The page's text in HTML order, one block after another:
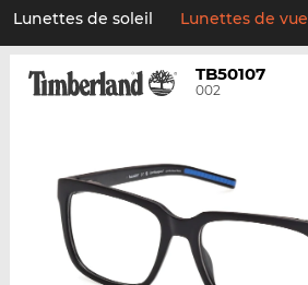
Lunettes de soleil Lunettes de vue
TB50107
002